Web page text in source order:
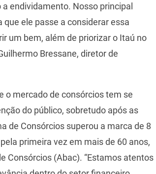
endividamento. Nosso principal
ele passe a considerar essa
um bem, além de priorizar o Itaú no
Bressane, diretor de
o mercado de consórcios tem se
do público, sobretudo após as
de Consórcios superou a marca de 8
primeira vez em mais de 60 anos,
Consórcios (Abac). “Estamos atentos